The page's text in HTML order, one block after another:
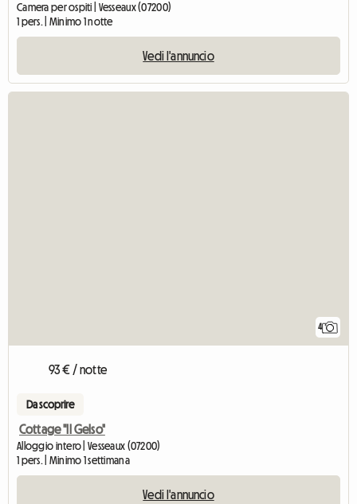
Camera per ospiti | Vesseaux (07200)
1 pers. | Minimo 1 notte
Vedi l'annuncio
4
93 € / notte
Da scoprire
Cottage "Il Gelso"
Alloggio intero | Vesseaux (07200)
1 pers. | Minimo 1 settimana
Vedi l'annuncio